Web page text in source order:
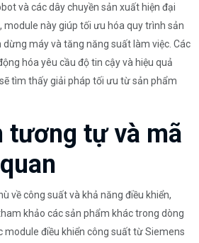
và các dây chuyền sản xuất hiện đại
module này giúp tối ưu hóa quy trình sản
máy và tăng năng suất làm việc. Các
hóa yêu cầu độ tin cậy và hiệu quả
tìm thấy giải pháp tối ưu từ sản phẩm
tương tự và mã
về công suất và khả năng điều khiển,
khảo các sản phẩm khác trong dòng
module điều khiển công suất từ Siemens